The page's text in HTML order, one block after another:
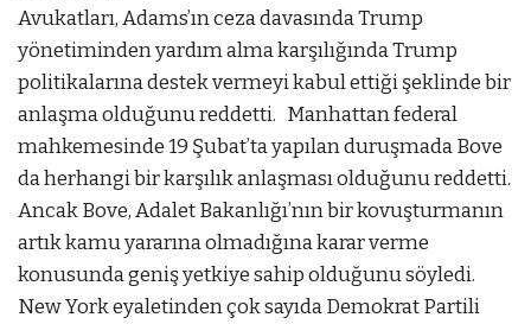
Avukatları, Adams’ın ceza davasında Trump
yönetiminden yardım alma karşılığında Trump
politikalarına destek vermeyi kabul ettiği şeklinde bir
anlaşma olduğunu reddetti. Manhattan federal
mahkemesinde 19 Şubat’ta yapılan duruşmada Bove
da herhangi bir karşılık anlaşması olduğunu reddetti.
Ancak Bove, Adalet Bakanlığı’nın bir kovuşturmanın
artık kamu yararına olmadığına karar verme
konusunda geniş yetkiye sahip olduğunu söyledi.
New York eyaletinden çok sayıda Demokrat Partili